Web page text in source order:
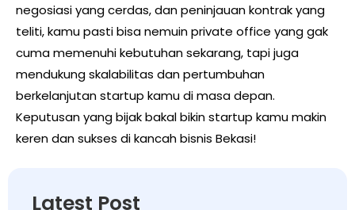
negosiasi yang cerdas, dan peninjauan kontrak yang
teliti, kamu pasti bisa nemuin private office yang gak
cuma memenuhi kebutuhan sekarang, tapi juga
mendukung skalabilitas dan pertumbuhan
berkelanjutan startup kamu di masa depan.
Keputusan yang bijak bakal bikin startup kamu makin
keren dan sukses di kancah bisnis Bekasi!
Latest Post